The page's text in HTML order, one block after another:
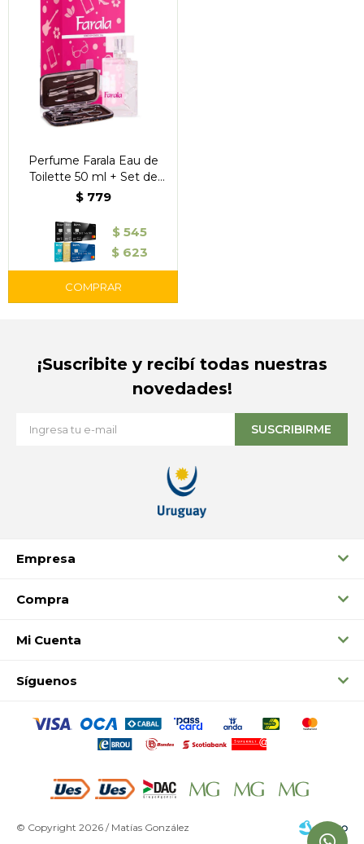
Perfume Farala Eau de
Toilette 50 ml + Set de
Manicuría –
$ 779
$ 545
$ 623
Empresa
Compra
Mi Cuenta
Síguenos
¡Suscribite y recibí todas nuestras
novedades!
SUSCRIBIRME
© Copyright 2026 / Matías González